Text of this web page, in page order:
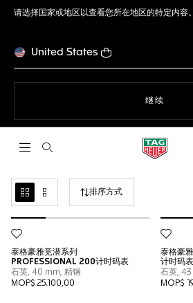
请选择国家或地区以查看您所在地区的特定内容。
United States
继续
打开搜索